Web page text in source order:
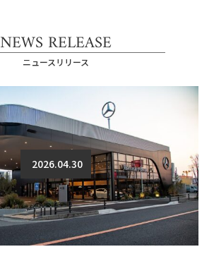
NEWS RELEASE
ニュースリリース
2026.04.30